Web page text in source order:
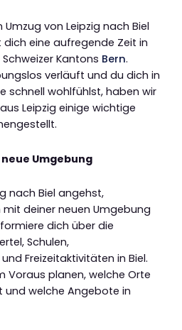
von Leipzig nach Biel
eine aufregende Zeit in
Kantons Bern.
verläuft und du dich in
schnell wohlfühlst, haben wir
Leipzig einige wichtige
neue Umgebung
nach Biel angehst,
deiner neuen Umgebung
dich über die
Schulen,
Freizeitaktivitäten in Biel.
Voraus planen, welche Orte
welche Angebote in